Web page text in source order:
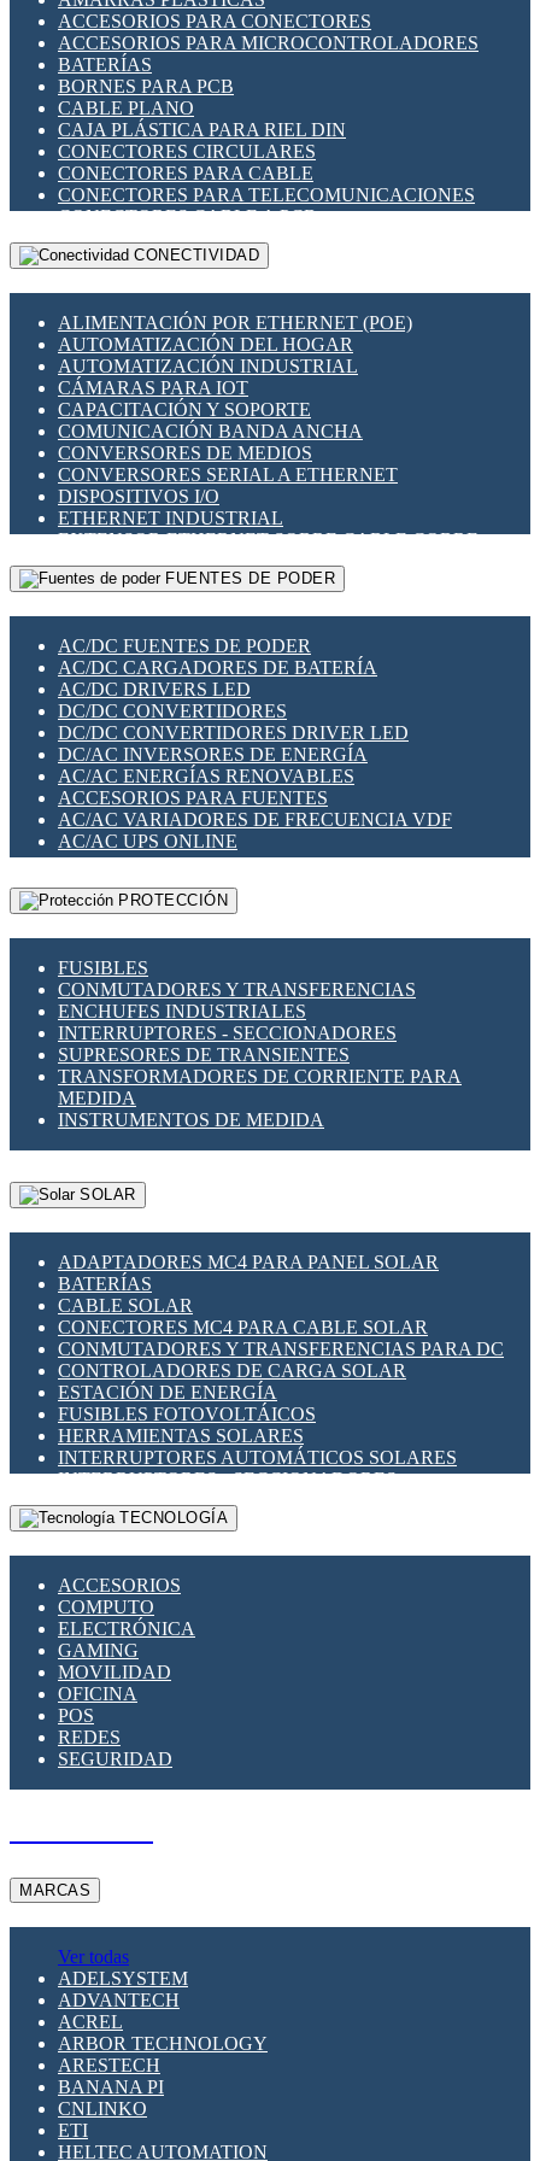
INDICADORES PARA PANEL
INTERFACES DE RELÉ
INTERRUPTORES FIN DE CARRERA
LLAVES CONMUTADORAS
MEDIDORES DE ENERGÍA Y TC'S DE CORRIENTE
MOTORES PASO A PASO
PANTALLAS HMI
PLC -CONTROLADORES LÓGICO PROGRAMABLES
PROGRAMADORES DE HORARIO
RELÉS DE PROTECCIÓN
SENSORES CAPACITIVOS
SENSORES INDUCTIVOS
TEMPORIZADORES
VARIACS
VARIADORES DE FRECUENCIA [VDF]
SECCIONADORES - INTERRUPTORES
MAQUINARIA
ACCESORIOS PARA CONECTORES
ACCESORIOS PARA MICROCONTROLADORES
BATERÍAS
BORNES PARA PCB
CABLE PLANO
CAJA PLÁSTICA PARA RIEL DIN
CONECTORES CIRCULARES
CONECTORES PARA CABLE
CONECTORES PARA TELECOMUNICACIONES
CONECTORES CABLE A PCB
CONECTORES PCB A CABLE
DIP SWITCHES
HERRAMIENTAS VARIAS
ILUMINACIÓN LED
INTERRUPTORES REED
INTERFACES DE RELÉ
OTROS RELÉS
PROTECCIÓN TÉRMICA
RELÉS AUTOMOTRICES
RELÉS DE SEÑAL
RELÉS DE ESTADO SÓLIDO SSR
RELÉS INDUSTRIALES
RELÉS MINIATURA DE POTENCIA
SENSORES MAGNÉTICOS
SWITCH Y MICROSWITCH
TARJETAS PI
UNIÓN Y DERIVACIÓN DE CABLE
CONECTIVIDAD
ALIMENTACIÓN POR ETHERNET (POE)
AUTOMATIZACIÓN DEL HOGAR
AUTOMATIZACIÓN INDUSTRIAL
CÁMARAS PARA IOT
CAPACITACIÓN Y SOPORTE
COMUNICACIÓN BANDA ANCHA
CONVERSORES DE MEDIOS
CONVERSORES SERIAL A ETHERNET
DISPOSITIVOS I/O
ETHERNET INDUSTRIAL
EXTENSOR ETHERNET SOBRE CABLE COBRE
GATEWAY LORAWAN
GESTIÓN DE REDES
PLACAS MODULARES IOT
SWITCHES Y REDES WIFI
SOLUCIONES IOT
SOLUCIONES LORAWAN
SOLUCIONES RED CELULAR
SEGURIDAD PARA REDES
SWITCHES LAN
TELEFONÍA IP (VOIP)
VIGILANCIA IP (CCTV)
MESHTASTIC
FUENTES DE PODER
AC/DC FUENTES DE PODER
AC/DC CARGADORES DE BATERÍA
AC/DC DRIVERS LED
DC/DC CONVERTIDORES
DC/DC CONVERTIDORES DRIVER LED
DC/AC INVERSORES DE ENERGÍA
AC/AC ENERGÍAS RENOVABLES
ACCESORIOS PARA FUENTES
AC/AC VARIADORES DE FRECUENCIA VDF
AC/AC UPS ONLINE
PROTECCIÓN
FUSIBLES
CONMUTADORES Y TRANSFERENCIAS
ENCHUFES INDUSTRIALES
INTERRUPTORES - SECCIONADORES
SUPRESORES DE TRANSIENTES
TRANSFORMADORES DE CORRIENTE PARA
MEDIDA
INSTRUMENTOS DE MEDIDA
SOLAR
ADAPTADORES MC4 PARA PANEL SOLAR
BATERÍAS
CABLE SOLAR
CONECTORES MC4 PARA CABLE SOLAR
CONMUTADORES Y TRANSFERENCIAS PARA DC
CONTROLADORES DE CARGA SOLAR
ESTACIÓN DE ENERGÍA
FUSIBLES FOTOVOLTÁICOS
HERRAMIENTAS SOLARES
INTERRUPTORES AUTOMÁTICOS SOLARES
INTERRUPTORES - SECCIONADORES
FOTOVOLTÁICOS
MONTAJE PANEL SOLAR
SUPRESOR DE TRANSIENTES SPDS PARA
APLICACIONES FOTOVOLTAICAS
TECNOLOGÍA
ACCESORIOS
COMPUTO
ELECTRÓNICA
GAMING
MOVILIDAD
OFICINA
POS
REDES
SEGURIDAD
MARCAS
Ver todas
ADELSYSTEM
ADVANTECH
ACREL
ARBOR TECHNOLOGY
ARESTECH
BANANA PI
CNLINKO
ETI
HELTEC AUTOMATION